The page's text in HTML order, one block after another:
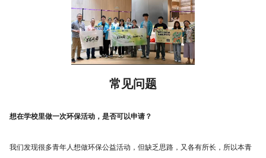
常见问题
想在学校里做一次环保活动，是否可以申请？
我们发现很多青年人想做环保公益活动，但缺乏思路，又各有所长，所以本青